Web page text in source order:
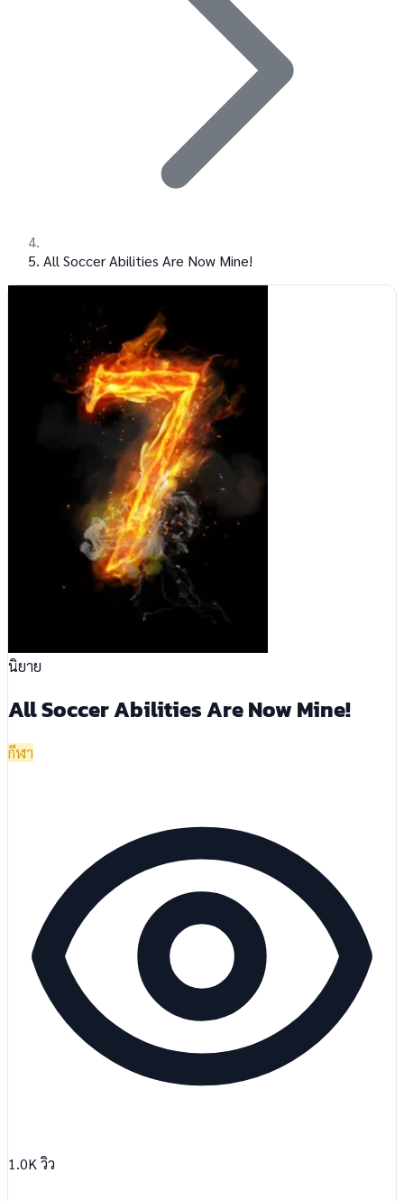
All Soccer Abilities Are Now Mine!
นิยาย
All Soccer Abilities Are Now Mine!
กีฬา
1.0K วิว